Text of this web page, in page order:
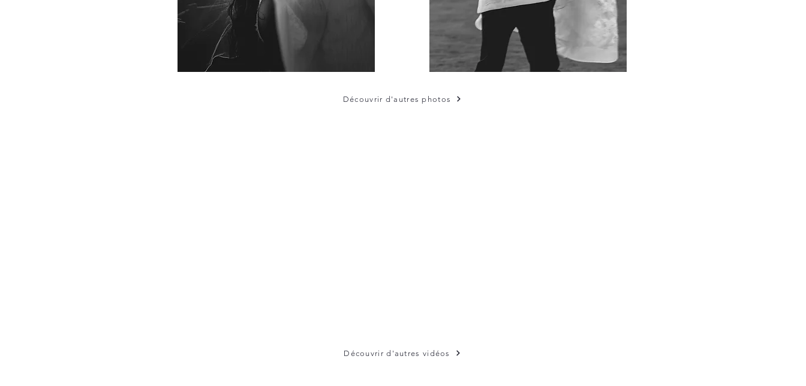
Découvrir d'autres photos
Découvrir d'autres vidéos